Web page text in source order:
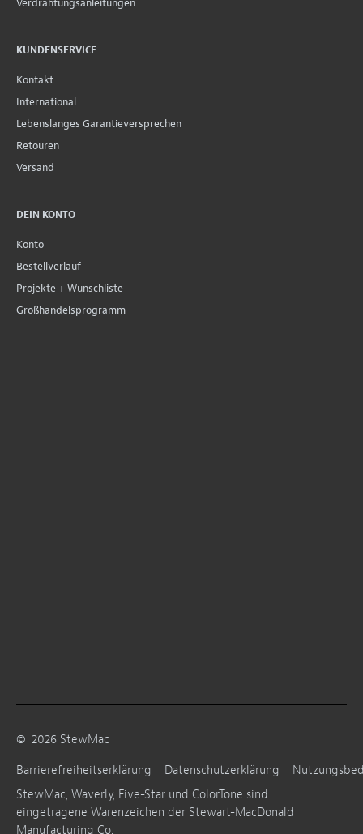
Verdrahtungsanleitungen
KUNDENSERVICE
Kontakt
International
Lebenslanges Garantieversprechen
Retouren
Versand
DEIN KONTO
Konto
Bestellverlauf
Projekte + Wunschliste
Großhandelsprogramm
© 2026 StewMac
Barrierefreiheitserklärung
Datenschutzerklärung
StewMac, Waverly, Five-Star und ColorTone sind
eingetragene Warenzeichen der Stewart-MacDonald
Manufacturing Co.